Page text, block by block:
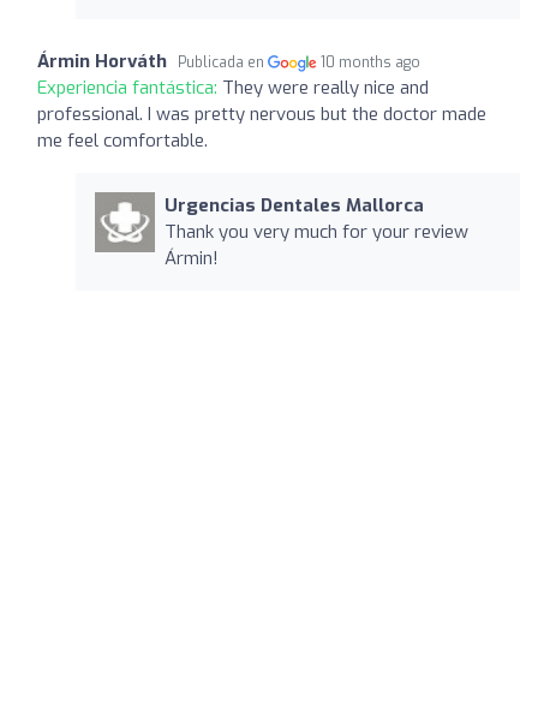
Ármin Horváth Publicada en 10 months ago
Experiencia fantástica: They were really nice and
professional. I was pretty nervous but the doctor made
me feel comfortable.
Urgencias Dentales Mallorca
Thank you very much for your review
Ármin!